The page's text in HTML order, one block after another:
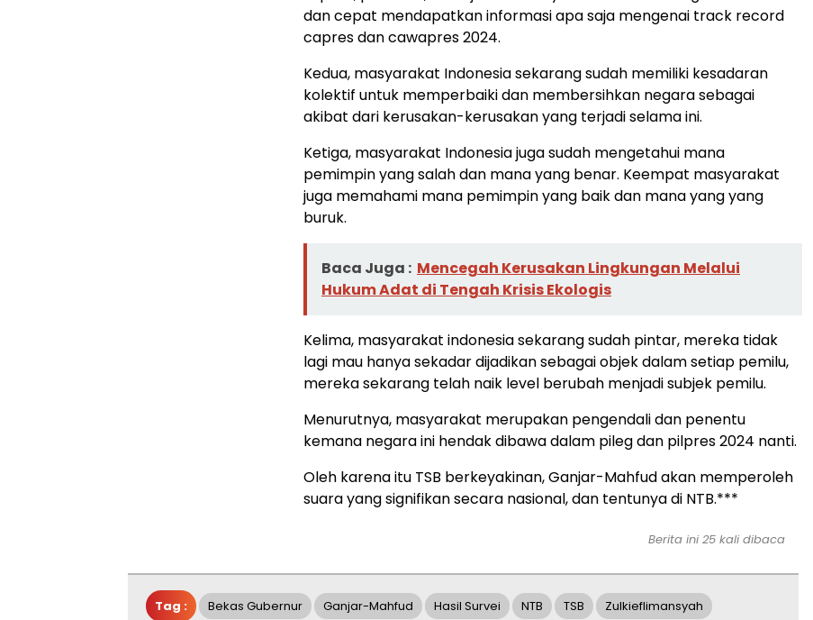
dan cepat mendapatkan informasi apa saja mengenai track record
capres dan cawapres 2024.
Kedua, masyarakat Indonesia sekarang sudah memiliki kesadaran
kolektif untuk memperbaiki dan membersihkan negara sebagai
akibat dari kerusakan-kerusakan yang terjadi selama ini.
Ketiga, masyarakat Indonesia juga sudah mengetahui mana
pemimpin yang salah dan mana yang benar. Keempat masyarakat
juga memahami mana pemimpin yang baik dan mana yang yang
buruk.
Baca Juga : Mencegah Kerusakan Lingkungan Melalui
Hukum Adat di Tengah Krisis Ekologis
Kelima, masyarakat indonesia sekarang sudah pintar, mereka tidak
lagi mau hanya sekadar dijadikan sebagai objek dalam setiap pemilu,
mereka sekarang telah naik level berubah menjadi subjek pemilu.
Menurutnya, masyarakat merupakan pengendali dan penentu
kemana negara ini hendak dibawa dalam pileg dan pilpres 2024 nanti.
Oleh karena itu TSB berkeyakinan, Ganjar-Mahfud akan memperoleh
suara yang signifikan secara nasional, dan tentunya di NTB.***
Berita ini 25 kali dibaca
Tag : Bekas Gubernur Ganjar-Mahfud Hasil Survei NTB TSB Zulkieflimansyah